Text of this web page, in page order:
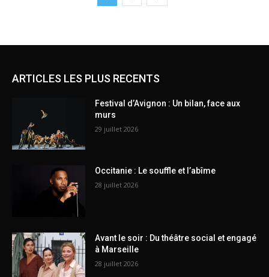
ARTICLES LES PLUS RECENTS
Festival d’Avignon : Un bilan, face aux
murs
29 juillet 2026
Occitanie : Le souffle et l’abîme
28 juillet 2026
Avant le soir : Du théâtre social et engagé
à Marseille
28 juillet 2026